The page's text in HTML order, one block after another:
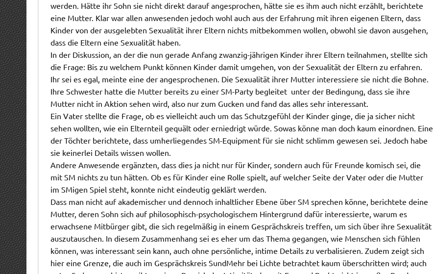
werden. Hätte ihr Sohn sie nicht direkt darauf angesprochen, hätte sie es ihm auch nicht erzählt, berichtete
eine Mutter. Klar war allen anwesenden jedoch wohl auch aus der Erfahrung mit ihren eigenen Eltern, dass
Kinder von der ausgelebten Sexualität ihrer Eltern nichts mitbekommen wollen, obwohl sie davon ausgehen,
dass die Eltern eine Sexualität haben.
In der Diskussion, an der die nun gerade Anfang zwanzig-jährigen Kinder ihrer Eltern teilnahmen, stellte sich
die Frage: Bis zu welchem Punkt können Kinder damit umgehen, von der Sexualität der Eltern zu erfahren.
Ihr sei es egal, meinte eine der angesprochenen. Die Sexualität ihrer Mutter interessiere sie nicht die Bohne.
Ihre Schwester hatte die Mutter bereits zu einer SM-Party begleitet  unter der Bedingung, dass sie ihre
Mutter nicht in Aktion sehen wird, also nur zum Gucken und fand das alles sehr interessant.
Ein Vater stellte die Frage, ob es vielleicht auch um das Schutzgefühl der Kinder ginge, die ja sicher nicht
sehen wollten, wie ein Elternteil gequält oder erniedrigt würde. Sowas könne man doch kaum einordnen. Eine
der Töchter berichtete, dass umherliegendes SM-Equipment für sie nicht schlimm gewesen sei. Jedoch habe
sie keinerlei Details wissen wollen.
Andere Anwesende ergänzten, dass dies ja nicht nur für Kinder, sondern auch für Freunde komisch sei, die
mit SM nichts zu tun hätten. Ob es für Kinder eine Rolle spielt, auf welcher Seite der Vater oder die Mutter
im SMigen Spiel steht, konnte nicht eindeutig geklärt werden.
Dass man nicht auf akademischer und dennoch inhaltlicher Ebene über SM sprechen könne, berichtete deine
Mutter, deren Sohn sich auf philosophisch-psychologischem Hintergrund dafür interessierte, warum es
erwachsene Mitbürger gibt, die sich regelmäßig in einem Gesprächskreis treffen, um sich über ihre Sexualität
auszutauschen. In diesem Zusammenhang sei es eher um das Thema gegangen, wie Menschen sich fühlen
können, was interessant sein kann, auch ohne persönliche, intime Details zu verbalisieren. Zudem zeigt sich
hier eine Grenze, die auch im Gesprächskreis SundMehr bei Lichte betrachtet kaum überschritten wird; auch